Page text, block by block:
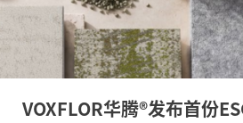
VOXFLOR华腾®发布首份